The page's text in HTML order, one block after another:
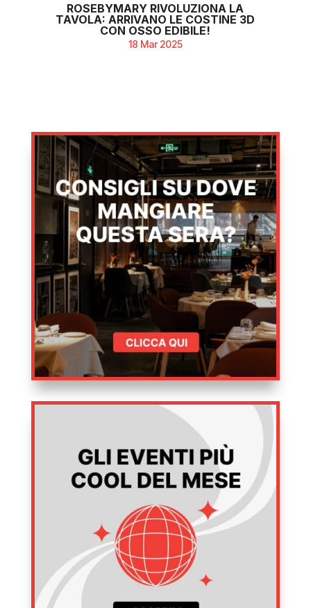
ROSEBYMARY RIVOLUZIONA LA
TAVOLA: ARRIVANO LE COSTINE 3D
CON OSSO EDIBILE!
18 Mar 2025